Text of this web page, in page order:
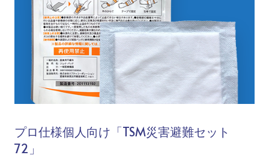
プロ仕様個人向け「TSM災害避難セット
72」